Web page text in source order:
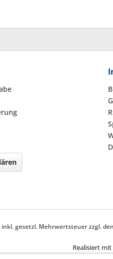
inkl. gesetzl. Mehrwertsteuer zzgl.
Realisiert